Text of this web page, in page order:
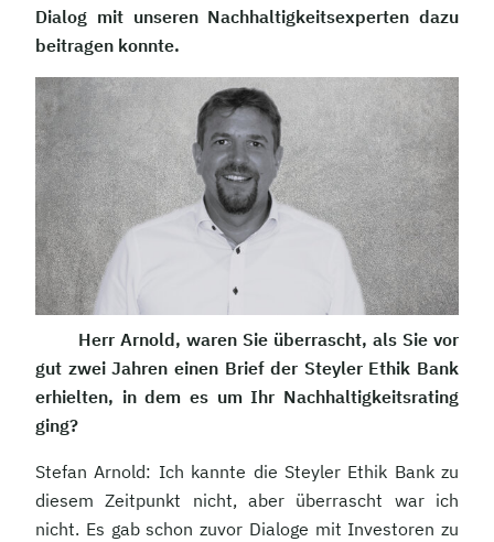
Dialog mit unseren Nachhaltigkeitsexperten dazu
beitragen konnte.
Herr Arnold, waren Sie überrascht, als Sie vor
gut zwei Jahren einen Brief der Steyler Ethik Bank
erhielten, in dem es um Ihr Nachhaltigkeitsrating
ging?
Stefan Arnold: Ich kannte die Steyler Ethik Bank zu
diesem Zeitpunkt nicht, aber überrascht war ich
nicht. Es gab schon zuvor Dialoge mit Investoren zu